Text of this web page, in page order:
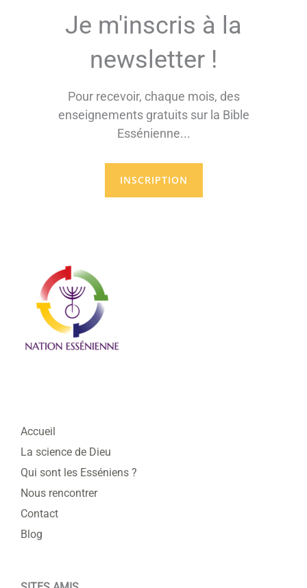
Je m'inscris à la
newsletter !
Pour recevoir, chaque mois, des
enseignements gratuits sur la Bible
Essénienne...
INSCRIPTION
Accueil
La science de Dieu
Qui sont les Esséniens ?
Nous rencontrer
Contact
Blog